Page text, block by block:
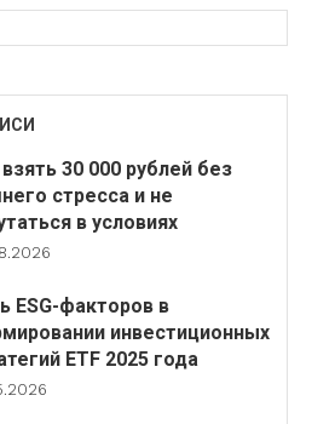
взять 30 000 рублей без
стресса и не
в условиях
ESG-факторов в
инвестиционных
ETF 2025 года